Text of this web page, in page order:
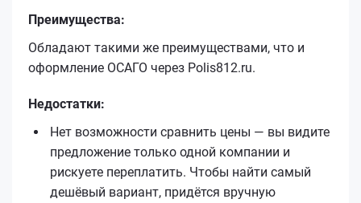
Преимущества:
Обладают такими же преимуществами, что и
оформление ОСАГО через Polis812.ru.
Недостатки:
Нет возможности сравнить цены — вы видите
предложение только одной компании и
рискуете переплатить. Чтобы найти самый
дешёвый вариант, придётся вручную